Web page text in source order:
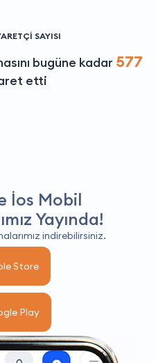
SAYISI
bugüne kadar 577
etti
İos Mobil
Yayında!
indirebilirsiniz.
Store
Play